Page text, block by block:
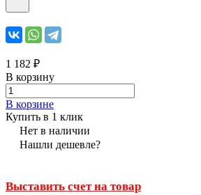
1 182 ₽
В корзину
В корзине
Купить в 1 клик
Нет в наличии
Нашли дешевле?
Выставить счет на товар